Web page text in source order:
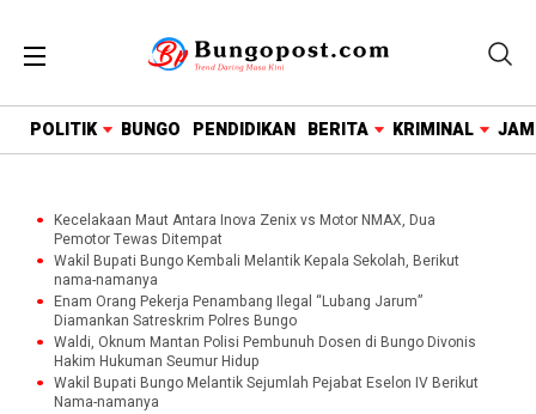
f08c47fec0942fa0
POLITIK BUNGO PENDIDIKAN BERITA KRIMINAL
Kecelakaan Maut Antara Inova Zenix vs Motor NMAX, Dua
Pemotor Tewas Ditempat
Wakil Bupati Bungo Kembali Melantik Kepala Sekolah, Berikut
nama-namanya
Enam Orang Pekerja Penambang Ilegal “Lubang Jarum”
Diamankan Satreskrim Polres Bungo
Waldi, Oknum Mantan Polisi Pembunuh Dosen di Bungo Divonis
Hakim Hukuman Seumur Hidup
Wakil Bupati Bungo Melantik Sejumlah Pejabat Eselon IV Berikut
Nama-namanya